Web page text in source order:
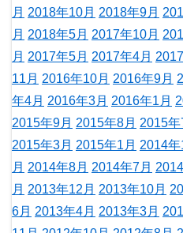
月 2018年10月 2018年9月
月 2018年5月 2017年10月
月 2017年5月 2017年4月
11月 2016年10月 2016年9月
年4月 2016年3月 2016年1月
2015年9月 2015年8月 2015年
2015年3月 2015年1月 2014年
月 2014年8月 2014年7月
月 2013年12月 2013年10月
6月 2013年4月 2013年3月